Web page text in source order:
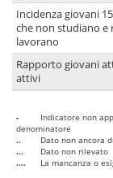
Incidenza giovani
che non studiano e
lavorano
Rapporto giovani
attivi
-
Indicatore non
denominatore
..
Dato non ancora
...
Dato non rilevato
....
La mancanza o